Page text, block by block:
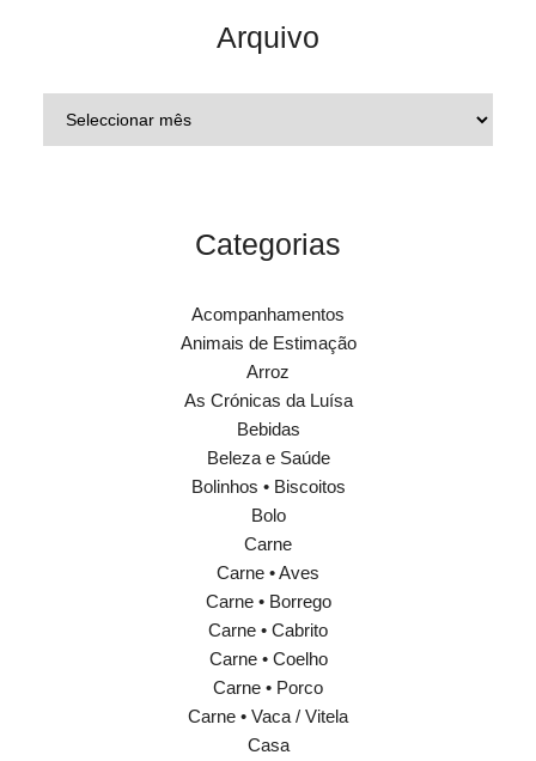
Arquivo
Categorias
Acompanhamentos
Animais de Estimação
Arroz
As Crónicas da Luísa
Bebidas
Beleza e Saúde
Bolinhos • Biscoitos
Bolo
Carne
Carne • Aves
Carne • Borrego
Carne • Cabrito
Carne • Coelho
Carne • Porco
Carne • Vaca / Vitela
Casa